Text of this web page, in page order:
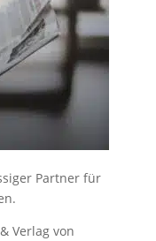
Partner für
Verlag von